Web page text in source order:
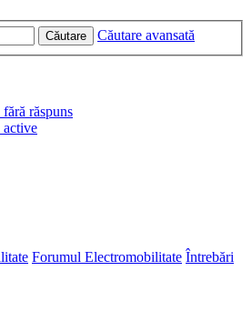
Căutare Căutare avansată
răspuns
active
Forumul Electromobilitate Întrebări